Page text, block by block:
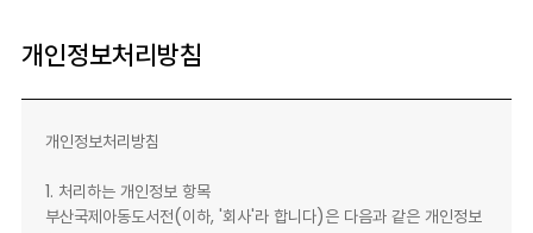
개인정보처리방침